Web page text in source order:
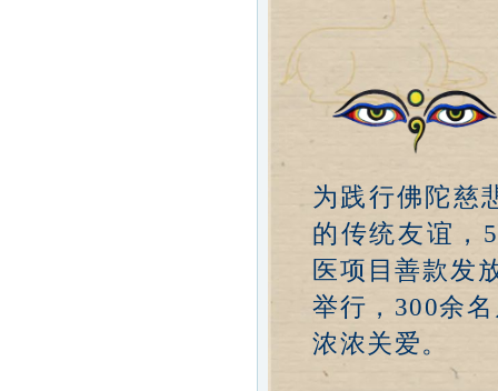
为践行佛陀慈
的传统友谊，
医项目善款发
举行，300余
浓浓关爱。